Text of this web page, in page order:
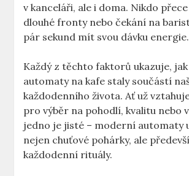
v ⁢kanceláři,⁢ ale i doma. Nikdo
dlouhé‍ fronty​ nebo ⁣čekání na
pár​ sekund​ mít ⁤svou ⁤dávku energie.
Každý z těchto faktorů ukazuje,‌
automaty‌ na kafe staly součástí
každodenního života. ​Ať už
pro výběr na‍ pohodlí, ​kvalitu ‍nebo
jedno je jisté⁤ – moderní automaty
nejen⁣ chuťové pohárky, ale
každodenní rituály.